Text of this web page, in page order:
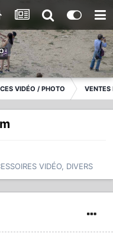
VIDÉO / PHOTO VENTES
VIDÉO, DIVERS